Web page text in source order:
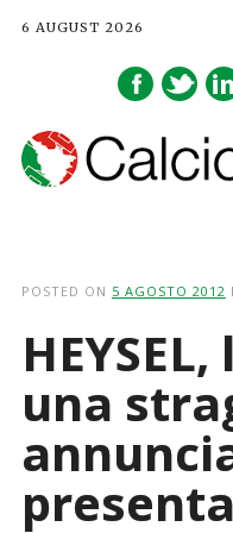
6 AUGUST 2026
POSTED ON 5 AGOSTO 2012
una